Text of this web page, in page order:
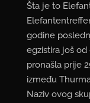
Šta je to
godine
egzistira još
pronašla prije
između
Naziv ovog